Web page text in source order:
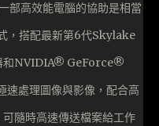
部高效能電腦的協助是相當
，搭配最新第6代Skylake
和NVIDIA® GeForce®
處理圖像與影像，配合高
隨時高速傳送檔案給工作